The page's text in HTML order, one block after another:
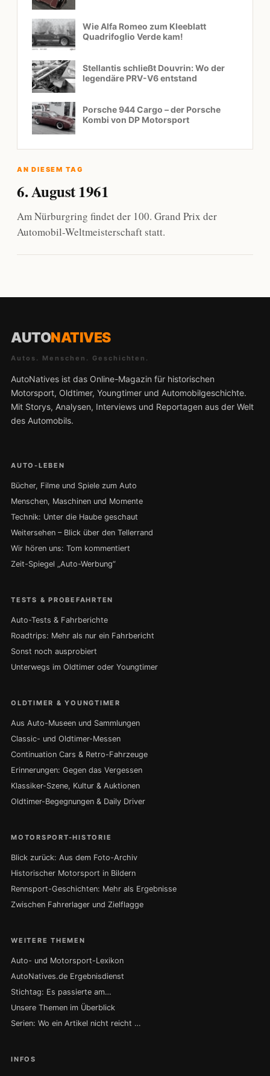
Wie Alfa Romeo zum Kleeblatt
Quadrifoglio Verde kam!
Stellantis schließt Douvrin: Wo der
legendäre PRV-V6 entstand
Porsche 944 Cargo – der Porsche
Kombi von DP Motorsport
AN DIESEM TAG
6. August 1961
Am Nürburgring findet der 100. Grand Prix der
Automobil-Weltmeisterschaft statt.
AUTONATIVES
Autos. Menschen. Geschichten.
AutoNatives ist das Online-Magazin für historischen
Motorsport, Oldtimer, Youngtimer und Automobilgeschichte.
Mit Storys, Analysen, Interviews und Reportagen aus der Welt
des Automobils.
AUTO-LEBEN
Bücher, Filme und Spiele zum Auto
Menschen, Maschinen und Momente
Technik: Unter die Haube geschaut
Weitersehen – Blick über den Tellerrand
Wir hören uns: Tom kommentiert
Zeit-Spiegel „Auto-Werbung“
TESTS & PROBEFAHRTEN
Auto-Tests & Fahrberichte
Roadtrips: Mehr als nur ein Fahrbericht
Sonst noch ausprobiert
Unterwegs im Oldtimer oder Youngtimer
OLDTIMER & YOUNGTIMER
Aus Auto-Museen und Sammlungen
Classic- und Oldtimer-Messen
Continuation Cars & Retro-Fahrzeuge
Erinnerungen: Gegen das Vergessen
Klassiker-Szene, Kultur & Auktionen
Oldtimer-Begegnungen & Daily Driver
MOTORSPORT-HISTORIE
Blick zurück: Aus dem Foto-Archiv
Historischer Motorsport in Bildern
Rennsport-Geschichten: Mehr als Ergebnisse
Zwischen Fahrerlager und Zielflagge
WEITERE THEMEN
Auto- und Motorsport-Lexikon
AutoNatives.de Ergebnisdienst
Stichtag: Es passierte am…
Unsere Themen im Überblick
Serien: Wo ein Artikel nicht reicht …
INFOS